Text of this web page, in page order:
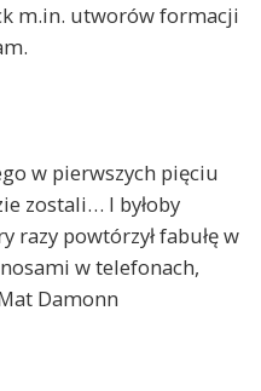
m.in. utworów formacji
w pierwszych pięciu
zostali… I byłoby
razy powtórzył fabułę w
w telefonach,
Damonn